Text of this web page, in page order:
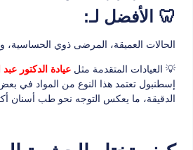
🦷 الأفضل لـ:
الحالات العميقة، المرضى ذوي الحساسية،
💡 العيادات المتقدمة مثل عيادة الدكتور
إسطنبول تعتمد هذا النوع من المواد في بعض
الدقيقة، ما يعكس التوجه نحو طب أسنان